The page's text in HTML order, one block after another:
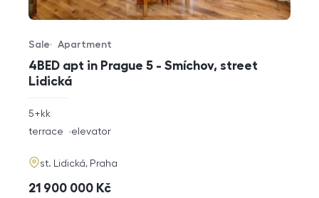
4BED apt in Prague 5 - Smíchov, street
Lidická
Offer type
Sale
Property type
Apartment
rozměry
5+kk
funkce
terrace elevator
adresa
st. Lidická, Praha
cena
21 900 000 Kč